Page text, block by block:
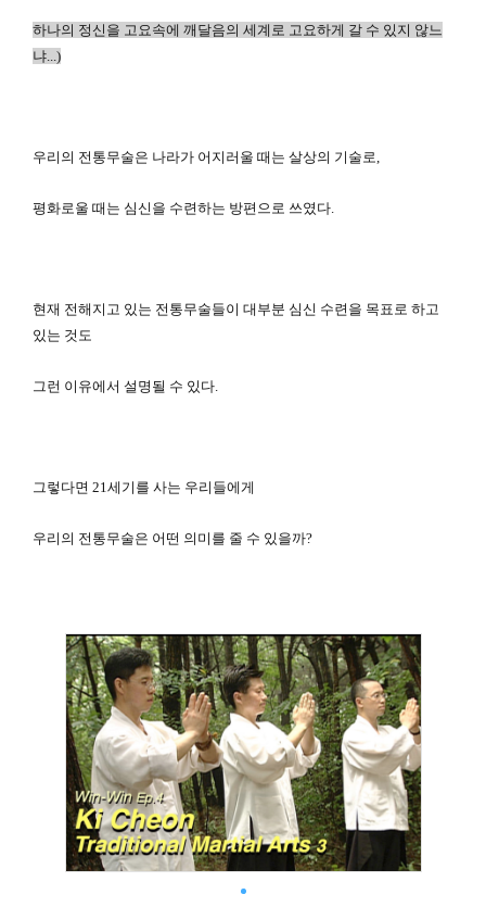
하나의 정신을 고요속에 깨달음의 세계로 고요하게 갈 수 있지 않느
냐...)
우리의 전통무술은 나라가 어지러울 때는 살상의 기술로,
평화로울 때는 심신을 수련하는 방편으로 쓰였다.
현재 전해지고 있는 전통무술들이 대부분 심신 수련을 목표로 하고
있는 것도
그런 이유에서 설명될 수 있다.
그렇다면 21세기를 사는 우리들에게
우리의 전통무술은 어떤 의미를 줄 수 있을까?